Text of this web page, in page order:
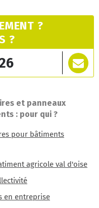
?
?
et panneaux
: pour qui ?
pour bâtiments
agricole val d'oise
en entreprise